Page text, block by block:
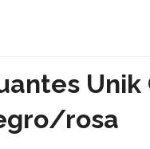
Unik
rosa